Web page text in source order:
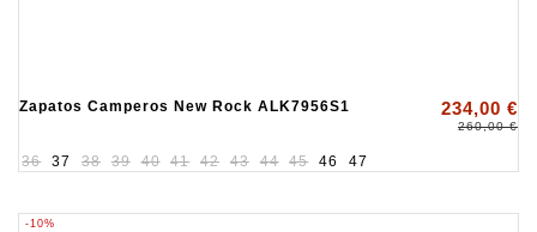
Zapatos Camperos New Rock ALK7956S1 234,00 €
260,00 €
36 37 38 39 40 41 42 43 44 45 46 47
-10%